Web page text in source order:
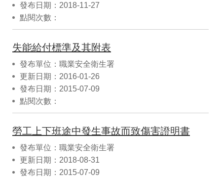
發布日期：2018-11-27
點閱次數：
失能給付標準及其附表
發布單位：職業安全衛生署
更新日期：2016-01-26
發布日期：2015-07-09
點閱次數：
勞工上下班途中發生事故而致傷害證明書
發布單位：職業安全衛生署
更新日期：2018-08-31
發布日期：2015-07-09